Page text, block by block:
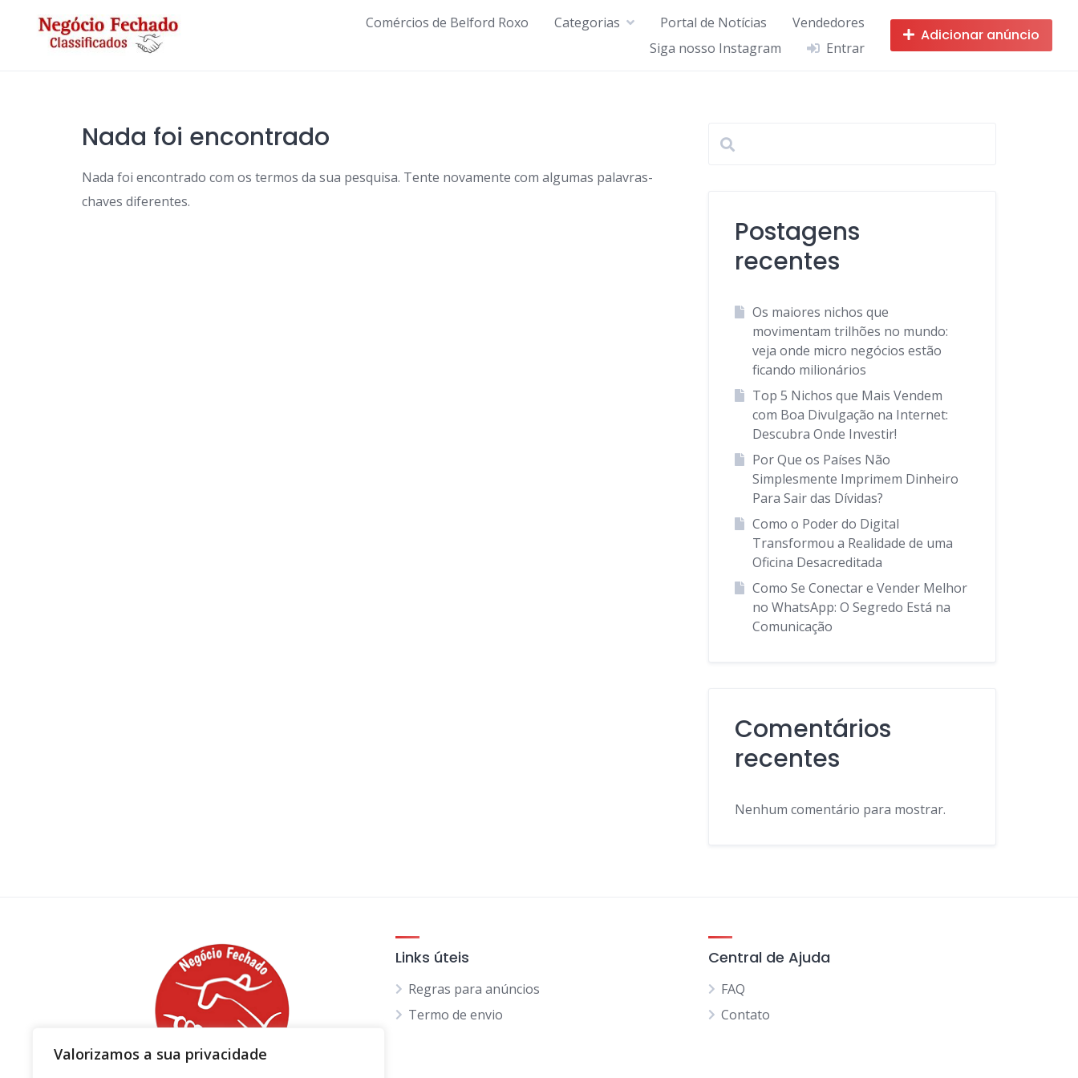
Valorizamos a sua privacidade
Comércios de Belford Roxo Categorias Portal de Notícias
Vendedores
Siga nosso Instagram
Entrar
Adicionar anúncio
Nada foi encontrado
Nada foi encontrado com os termos da sua pesquisa. Tente novamente com algumas palavras-
chaves diferentes.
Postagens
recentes
Os maiores nichos que
movimentam trilhões no mundo:
veja onde micro negócios estão
ficando milionários
Top 5 Nichos que Mais Vendem
com Boa Divulgação na Internet:
Descubra Onde Investir!
Por Que os Países Não
Simplesmente Imprimem Dinheiro
Para Sair das Dívidas?
Como o Poder do Digital
Transformou a Realidade de uma
Oficina Desacreditada
Como Se Conectar e Vender Melhor
no WhatsApp: O Segredo Está na
Comunicação
Comentários
recentes
Nenhum comentário para mostrar.
Links úteis
Regras para anúncios
Termo de envio
Central de Ajuda
FAQ
Contato